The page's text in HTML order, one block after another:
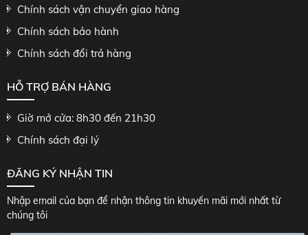
Chính sách vận chuyển giao hàng
Chính sách bảo hành
Chính sách đổi trả hàng
HỖ TRỢ BÁN HÀNG
Giờ mở cửa: 8h30 đến 21h30
Chính sách đại lý
ĐĂNG KÝ NHẬN TIN
Nhập email của bạn để nhận thông tin khuyến mãi mới nhất từ
chúng tôi